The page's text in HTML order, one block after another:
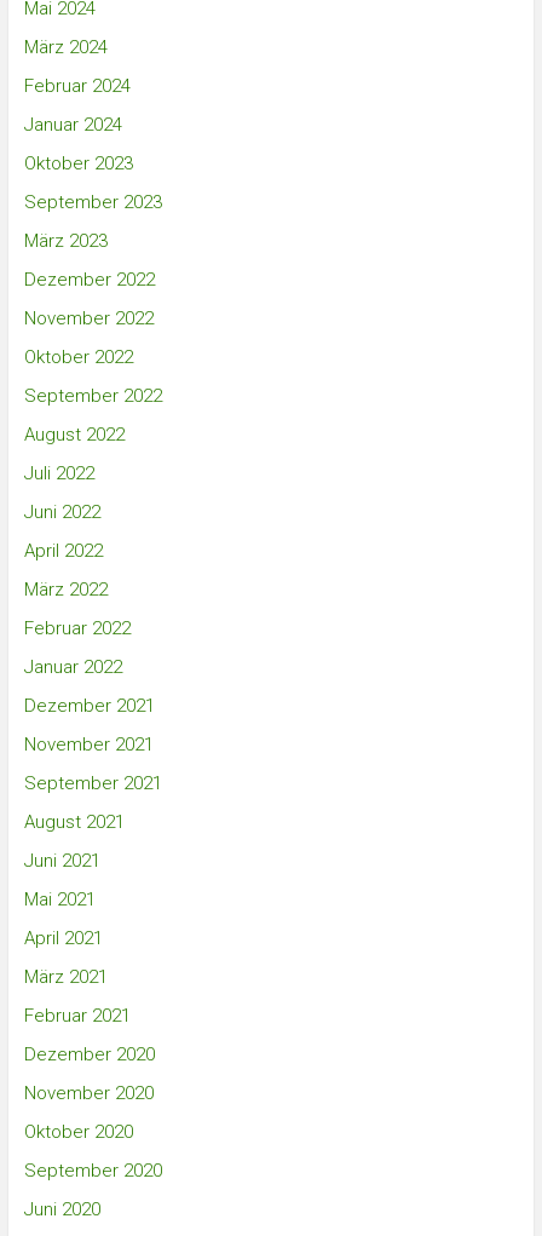
Mai 2024
März 2024
Februar 2024
Januar 2024
Oktober 2023
September 2023
März 2023
Dezember 2022
November 2022
Oktober 2022
September 2022
August 2022
Juli 2022
Juni 2022
April 2022
März 2022
Februar 2022
Januar 2022
Dezember 2021
November 2021
September 2021
August 2021
Juni 2021
Mai 2021
April 2021
März 2021
Februar 2021
Dezember 2020
November 2020
Oktober 2020
September 2020
Juni 2020